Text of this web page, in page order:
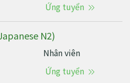
Ứng tuyển
N2)
Nhân viên
Ứng tuyển